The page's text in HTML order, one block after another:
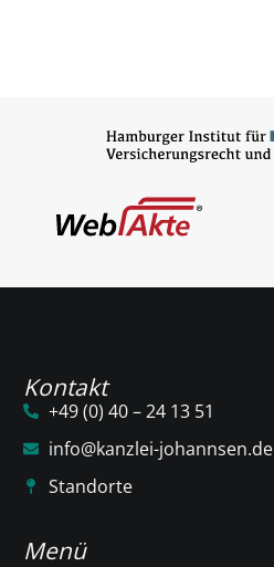
Kontakt
+49 (0) 40 – 24 13 51
info@kanzlei-johannsen.de
Standorte
Menü